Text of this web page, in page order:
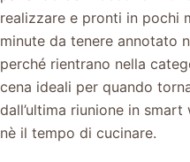
realizzare e pronti in pochi
minute da tenere annotato
perché rientrano nella
cena ideali per quando
dall’ultima riunione in
nè il tempo di cucinare.